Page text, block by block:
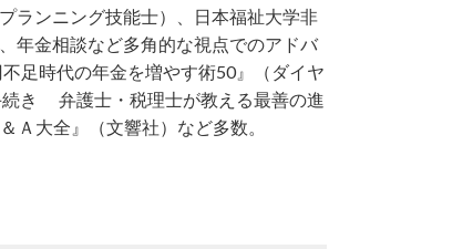
ランニング技能士）、日本福祉大学非
年金相談など多角的な視点でのアドバ
足時代の年金を増やす術50』（ダイヤ
続き 弁護士・税理士が教える最善の進
大全』（文響社）など多数。